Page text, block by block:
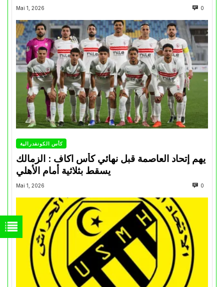
Mai 1, 2026 0
كأس الكونفدرالية
يهم إتحاد العاصمة قبل نهائي كأس اكاف : الزمالك
Mai 1, 2026 0